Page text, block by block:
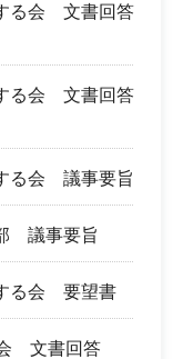
る会 文書回答
る会 文書回答
る会 議事要旨
議事要旨
る会 要望書
文書回答